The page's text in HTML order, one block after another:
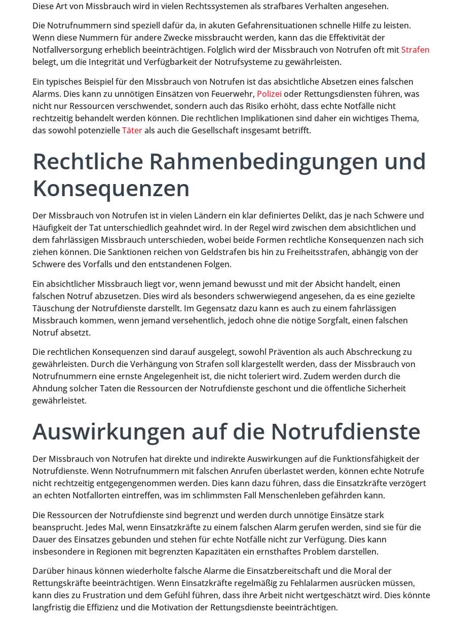
Diese Art von Missbrauch wird in vielen Rechtssystemen als strafbares Verhalten angesehen.
Die Notrufnummern sind speziell dafür da, in akuten Gefahrensituationen schnelle Hilfe zu leisten.
Wenn diese Nummern für andere Zwecke missbraucht werden, kann das die Effektivität der
Notfallversorgung erheblich beeinträchtigen. Folglich wird der Missbrauch von Notrufen oft mitStrafen
belegt, um die Integrität und Verfügbarkeit der Notrufsysteme zu gewährleisten.
Ein typisches Beispiel für den Missbrauch von Notrufen ist das absichtliche Absetzen eines falschen
Alarms. Dies kann zu unnötigen Einsätzen von Feuerwehr, Polizei oder Rettungsdiensten führen, was
nicht nur Ressourcen verschwendet, sondern auch das Risiko erhöht, dass echte Notfälle nicht
rechtzeitig behandelt werden können. Die rechtlichen Implikationen sind daher ein wichtiges Thema,
das sowohl potenzielleTäterals auch die Gesellschaft insgesamt betrifft.
Rechtliche Rahmenbedingungen und
Konsequenzen
Der Missbrauch von Notrufen ist in vielen Ländern ein klar definiertes Delikt, das je nach Schwere und
Häufigkeit der Tat unterschiedlich geahndet wird. In der Regel wird zwischen dem absichtlichen und
dem fahrlässigen Missbrauch unterschieden, wobei beide Formen rechtliche Konsequenzen nach sich
ziehen können. Die Sanktionen reichen von Geldstrafen bis hin zu Freiheitsstrafen, abhängig von der
Schwere des Vorfalls und den entstandenen Folgen.
Ein absichtlicher Missbrauch liegt vor, wenn jemand bewusst und mit der Absicht handelt, einen
falschen Notruf abzusetzen. Dies wird als besonders schwerwiegend angesehen, da es eine gezielte
Täuschung der Notrufdienste darstellt. Im Gegensatz dazu kann es auch zu einem fahrlässigen
Missbrauch kommen, wenn jemand versehentlich, jedoch ohne die nötige Sorgfalt, einen falschen
Notruf absetzt.
Die rechtlichen Konsequenzen sind darauf ausgelegt, sowohl Prävention als auch Abschreckung zu
gewährleisten. Durch die Verhängung von Strafen soll klargestellt werden, dass der Missbrauch von
Notrufnummern eine ernste Angelegenheit ist, die nicht toleriert wird. Zudem werden durch die
Ahndung solcher Taten die Ressourcen der Notrufdienste geschont und die öffentliche Sicherheit
gewährleistet.
Auswirkungen auf die Notrufdienste
Der Missbrauch von Notrufen hat direkte und indirekte Auswirkungen auf die Funktionsfähigkeit der
Notrufdienste. Wenn Notrufnummern mit falschen Anrufen überlastet werden, können echte Notrufe
nicht rechtzeitig entgegengenommen werden. Dies kann dazu führen, dass die Einsatzkräfte verzögert
an echten Notfallorten eintreffen, was im schlimmsten Fall Menschenleben gefährden kann.
Die Ressourcen der Notrufdienste sind begrenzt und werden durch unnötige Einsätze stark
beansprucht. Jedes Mal, wenn Einsatzkräfte zu einem falschen Alarm gerufen werden, sind sie für die
Dauer des Einsatzes gebunden und stehen für echte Notfälle nicht zur Verfügung. Dies kann
insbesondere in Regionen mit begrenzten Kapazitäten ein ernsthaftes Problem darstellen.
Darüber hinaus können wiederholte falsche Alarme die Einsatzbereitschaft und die Moral der
Rettungskräfte beeinträchtigen. Wenn Einsatzkräfte regelmäßig zu Fehlalarmen ausrücken müssen,
kann dies zu Frustration und dem Gefühl führen, dass ihre Arbeit nicht wertgeschätzt wird. Dies könnte
langfristig die Effizienz und die Motivation der Rettungsdienste beeinträchtigen.